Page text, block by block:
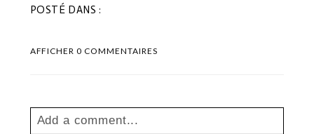
POSTÉ DANS :
AFFICHER0 COMMENTAIRES
Add a comment...